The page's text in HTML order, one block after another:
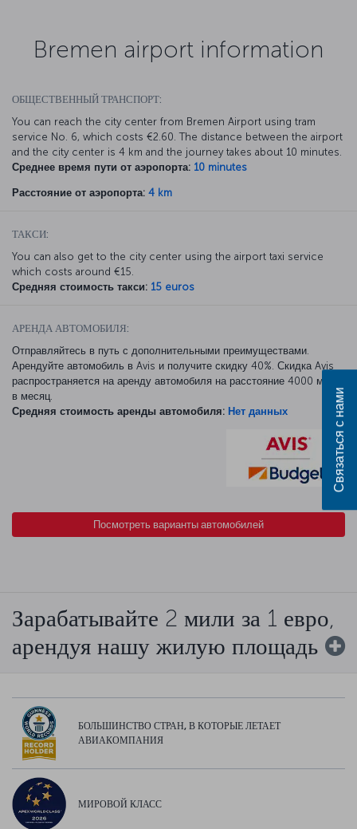
Bremen airport information
ОБЩЕСТВЕННЫЙ ТРАНСПОРТ:
You can reach the city center from Bremen Airport using tram
service No. 6, which costs €2.60. The distance between the airport
and the city center is 4 km and the journey takes about 10 minutes.
Среднее время пути от аэропорта: 10 minutes
Расстояние от аэропорта: 4 km
ТАКСИ:
You can also get to the city center using the airport taxi service
which costs around €15.
Средняя стоимость такси: 15 euros
АРЕНДА АВТОМОБИЛЯ:
Отправляйтесь в путь с дополнительными преимуществами.
Арендуйте автомобиль в Avis и получите скидку 40%. Скидка Avis
распространяется на аренду автомобиля на расстояние 4000 миль
в месяц.
Средняя стоимость аренды автомобиля: Нет данных
Посмотреть варианты автомобилей
Зарабатывайте 2 мили за 1 евро,
арендуя нашу жилую площадь
БОЛЬШИНСТВО СТРАН, В КОТОРЫЕ ЛЕТАЕТ
АВИАКОМПАНИЯ
МИРОВОЙ КЛАСС
Связаться с нами